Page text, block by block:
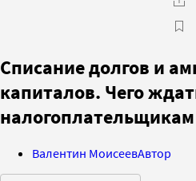
Списание долгов и
капиталов. Чего
налогоплательщикам
Валентин МоисеевАвтор